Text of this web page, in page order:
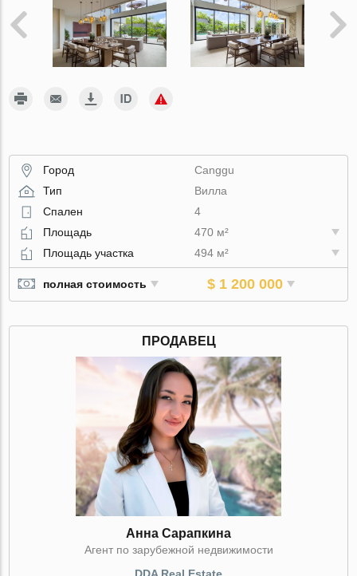
Город
Canggu
Тип
Вилла
Спален
4
Площадь
470 м²
Площадь участка
494 м²
полная стоимость $ 1 200 000
ПРОДАВЕЦ
Анна Сарапкина
Агент по зарубежной недвижимости
DDA Real Estate